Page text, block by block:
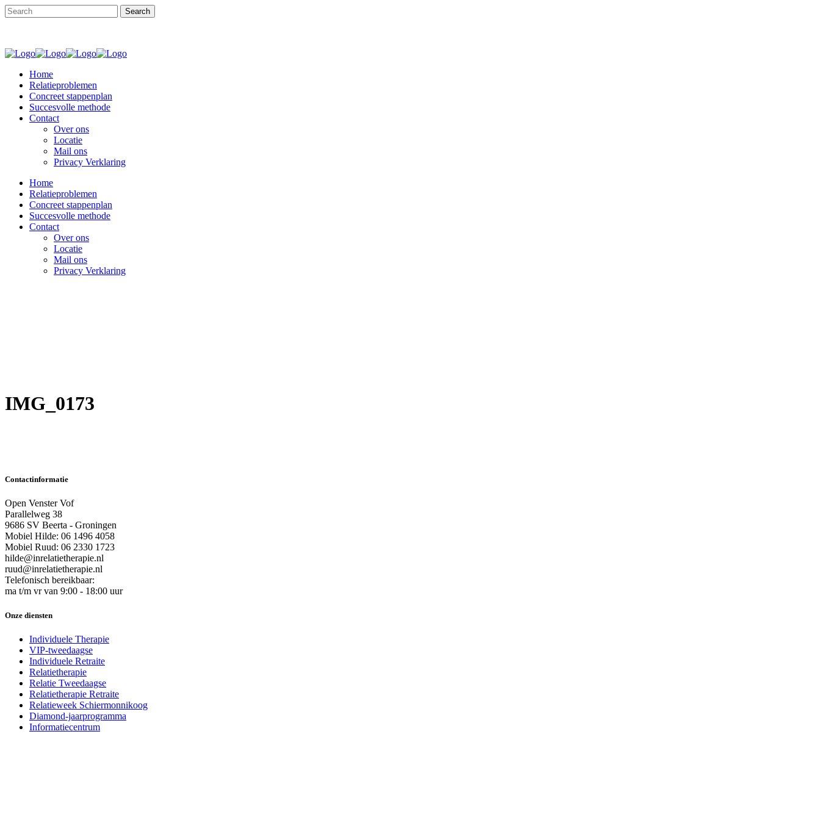
Home
Relatieproblemen
Concreet stappenplan
Succesvolle methode
Contact
Over ons
Locatie
Mail ons
Privacy Verklaring
Home
Relatieproblemen
Concreet stappenplan
Succesvolle methode
Contact
Over ons
Locatie
Mail ons
Privacy Verklaring
IMG_0173
Contactinformatie
Open Venster Vof
Parallelweg 38
9686 SV Beerta - Groningen
Mobiel Hilde: 06 1496 4058
Mobiel Ruud: 06 2330 1723
hilde@inrelatietherapie.nl
ruud@inrelatietherapie.nl
Telefonisch bereikbaar:
ma t/m vr van 9:00 - 18:00 uur
Onze diensten
Individuele Therapie
VIP-tweedaagse
Individuele Retraite
Relatietherapie
Relatie Tweedaagse
Relatietherapie Retraite
Relatieweek Schiermonnikoog
Diamond-jaarprogramma
Informatiecentrum